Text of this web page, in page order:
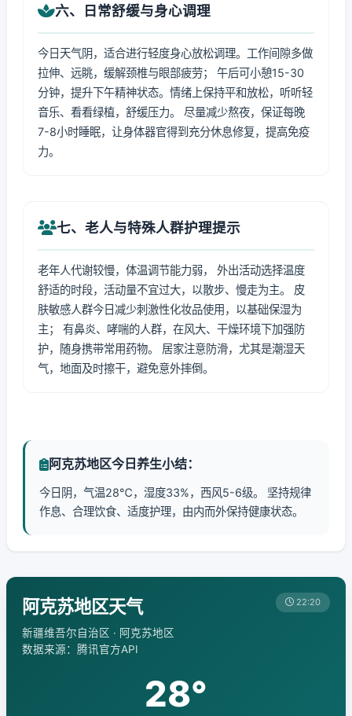
六、日常舒缓与身心调理
今日天气阴，适合进行轻度身心放松调理。工作间隙多做
拉伸、远眺，缓解颈椎与眼部疲劳； 午后可小憩15-30
分钟，提升下午精神状态。情绪上保持平和放松，听听轻
音乐、看看绿植，舒缓压力。 尽量减少熬夜，保证每晚
7-8小时睡眠，让身体器官得到充分休息修复，提高免疫
力。
七、老人与特殊人群护理提示
老年人代谢较慢，体温调节能力弱， 外出活动选择温度
舒适的时段，活动量不宜过大，以散步、慢走为主。 皮
肤敏感人群今日减少刺激性化妆品使用，以基础保湿为
主； 有鼻炎、哮喘的人群，在风大、干燥环境下加强防
护，随身携带常用药物。 居家注意防滑，尤其是潮湿天
气，地面及时擦干，避免意外摔倒。
阿克苏地区今日养生小结：
今日阴，气温28℃，湿度33%，西风5-6级。 坚持规律
作息、合理饮食、适度护理，由内而外保持健康状态。
阿克苏地区天气
新疆维吾尔自治区 · 阿克苏地区
数据来源：腾讯官方API
22:20
28°